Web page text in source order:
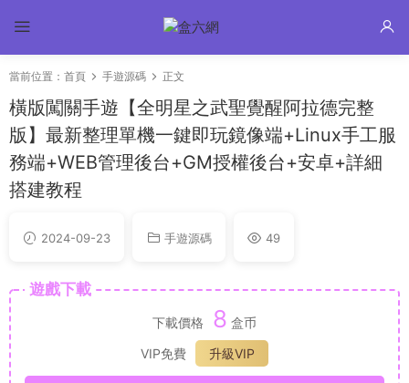
當前位置： 首頁 手遊源碼 正文
橫版闖關手遊【全明星之武聖覺醒阿拉德完整
版】最新整理單機一鍵即玩鏡像端+Linux手工服
務端+WEB管理後台+GM授權後台+安卓+詳細
搭建教程
2024-09-23 手遊源碼 49
遊戲下載
下載價格 8 盒币
VIP免費
升級VIP